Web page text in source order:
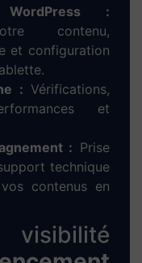
,
de
de
à une
expertise en
service des
et